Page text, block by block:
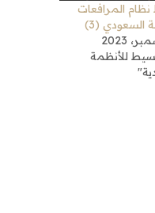
المرافعات
السعودي (3)
للأنظمة